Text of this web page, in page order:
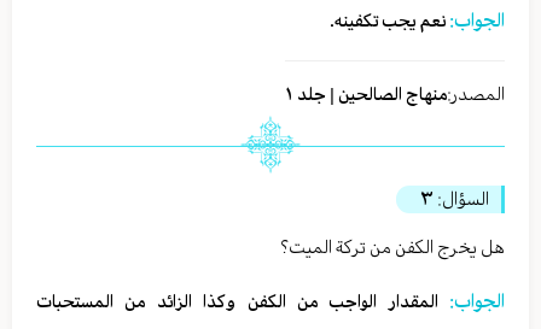
الجواب: نعم يجب تكفينه.
المصدر:منهاج الصالحين | جلد ١
السؤال: ٣
هل يخرج الكفن من تركة الميت؟
الجواب: المقدار الواجب من الكفن وكذا الزائد من المستحبات